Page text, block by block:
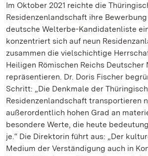
Im Oktober 2021 reichte die
Residenzenlandschaft ihre
deutsche Welterbe-Kandidatenliste
konzentriert sich auf neun
zusammen die vielschichtige
Heiligen Römischen Reichs Deutscher
repräsentieren. Dr. Doris Fischer
Schritt: „Die Denkmale der
Residenzenlandschaft transportieren
außerordentlich hohen Grad an
besondere Werte, die heute
je.“ Die Direktorin führt aus: „Der
Medium der Verständigung auch in